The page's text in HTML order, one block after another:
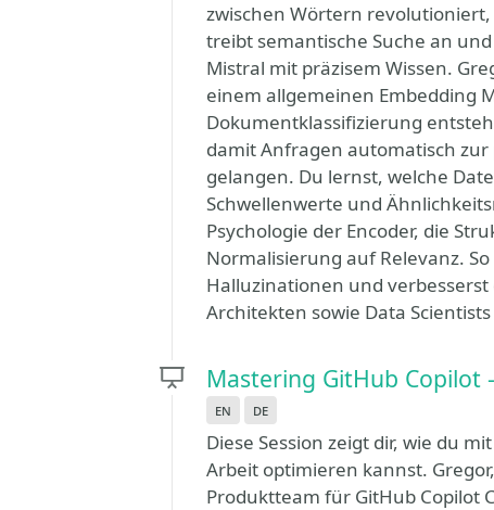
zwischen Wörtern
treibt semantische Suche an
Mistral mit präzisem Wissen.
einem allgemeinen Embedding
Dokumentklassifizierung
damit Anfragen automatisch zur
gelangen. Du lernst, welche
Schwellenwerte und
Psychologie der Encoder, die
Normalisierung auf Relevanz.
Halluzinationen und verbesserst
Architekten sowie Data
Mastering GitHub Copilot
en de
Diese Session zeigt dir, wie du
Arbeit optimieren kannst.
Produktteam für GitHub Copilot